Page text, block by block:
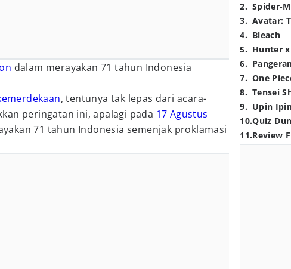
dalam merayakan 71 tahun Indonesia
, tentunya tak lepas dari acara-
peringatan ini, apalagi pada 17 Agustus
71 tahun Indonesia semenjak proklamasi
2. Spider-
3. Avatar:
4. Bleach
5. Hunter
6.
7. One
8. Tensei
9. Upin
10.Quiz
11.Review